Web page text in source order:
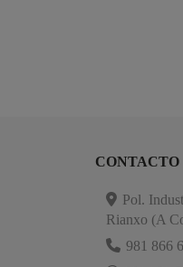
CONTACTO
Pol.
Rianxo (A
981 866